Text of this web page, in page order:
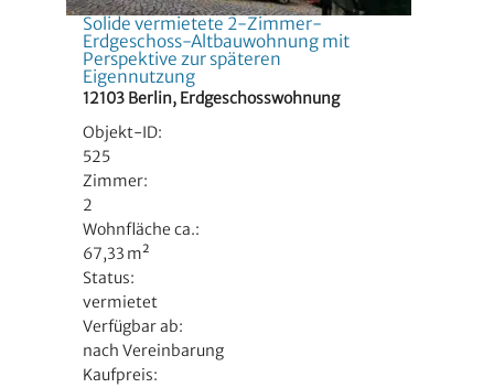
Solide vermietete 2-Zimmer-
Erdgeschoss-Altbauwohnung mit
Perspektive zur späteren
Eigennutzung
12103 Berlin, Erdgeschosswohnung
Objekt-ID:
525
Zimmer:
2
Wohnfläche ca.:
67,33 m²
Status:
vermietet
Verfügbar ab:
nach Vereinbarung
Kaufpreis: